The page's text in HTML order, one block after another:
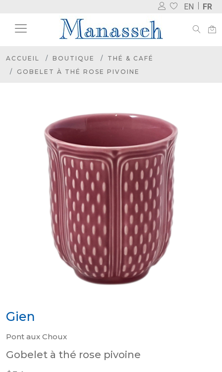
EN FR
ACCUEIL BOUTIQUE
THÉ & CAFÉ
GOBELET À THÉ ROSE PIVOINE
Gien
Pont aux Choux
Gobelet à thé rose pivoine